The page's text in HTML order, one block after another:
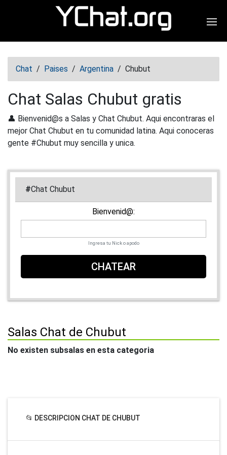
Chat / Paises / Argentina / Chubut
Chat Salas Chubut gratis
👤 Bienvenid@s a Salas y Chat Chubut. Aqui encontraras el
mejor Chat Chubut en tu comunidad latina. Aqui conoceras
gente #Chubut muy sencilla y unica.
#Chat Chubut
Bienvenid@:
Ingresa tu Nick o apodo
CHATEAR
Salas Chat de Chubut
No existen subsalas en esta categoria
📂 DESCRIPCION CHAT DE CHUBUT